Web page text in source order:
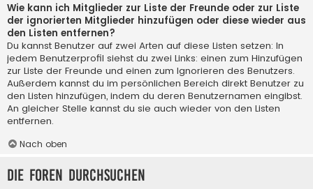
Wie kann ich Mitglieder zur Liste der Freunde oder zur Liste
der ignorierten Mitglieder hinzufügen oder diese wieder aus
den Listen entfernen?
Du kannst Benutzer auf zwei Arten auf diese Listen setzen: In
jedem Benutzerprofil siehst du zwei Links: einen zum Hinzufügen
zur Liste der Freunde und einen zum Ignorieren des Benutzers.
Außerdem kannst du im persönlichen Bereich direkt Benutzer zu
den Listen hinzufügen, indem du deren Benutzernamen eingibst.
An gleicher Stelle kannst du sie auch wieder von den Listen
entfernen.
Nach oben
Die Foren durchsuchen